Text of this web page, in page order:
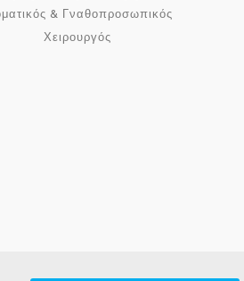
& Γναθοπροσωπικός
Χειρουργός